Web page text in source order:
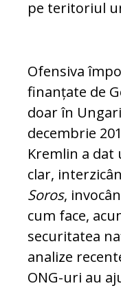
pe teritoriul
Ofensiva
finanțate de
doar în
decembrie
Kremlin a dat
clar,
Soros,
cum face,
securitatea
analize
ONG-uri au